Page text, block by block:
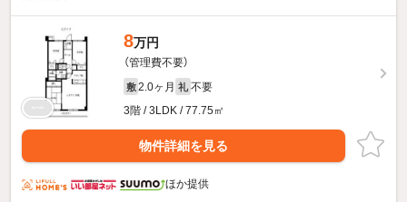
8万円
（管理費不要）
敷 2.0ヶ月 礼 不要
3階 / 3LDK / 77.75㎡
物件詳細を見る
ほか提供